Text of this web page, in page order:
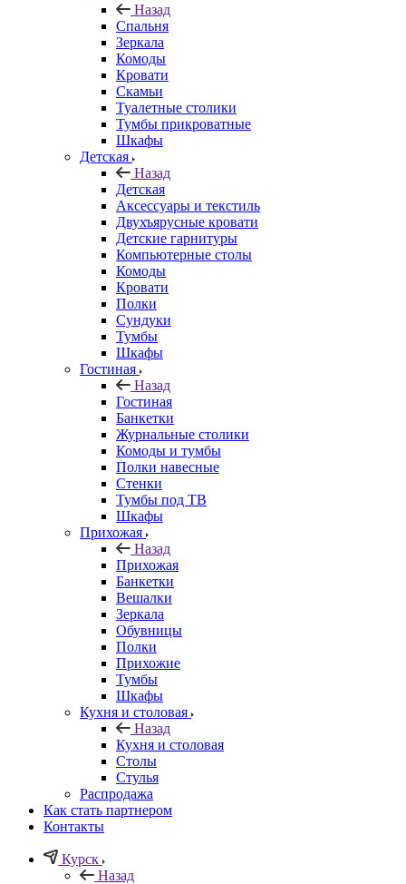
Назад
Спальня
Зеркала
Комоды
Кровати
Скамьи
Туалетные столики
Тумбы прикроватные
Шкафы
Детская
Назад
Детская
Аксессуары и текстиль
Двухъярусные кровати
Детские гарнитуры
Компьютерные столы
Комоды
Кровати
Полки
Сундуки
Тумбы
Шкафы
Гостиная
Назад
Гостиная
Банкетки
Журнальные столики
Комоды и тумбы
Полки навесные
Стенки
Тумбы под ТВ
Шкафы
Прихожая
Назад
Прихожая
Банкетки
Вешалки
Зеркала
Обувницы
Полки
Прихожие
Тумбы
Шкафы
Кухня и столовая
Назад
Кухня и столовая
Столы
Стулья
Распродажа
Как стать партнером
Контакты
Курск
Назад